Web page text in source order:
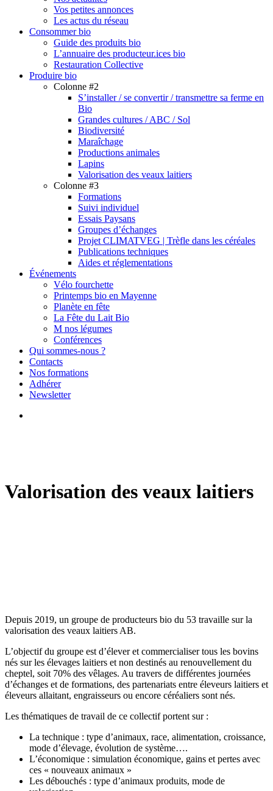
Vos petites annonces
Les actus du réseau
Consommer bio
Guide des produits bio
L’annuaire des producteur.ices bio
Restauration Collective
Produire bio
Colonne #2
S’installer / se convertir / transmettre sa ferme en
Bio
Grandes cultures / ABC / Sol
Biodiversité
Maraîchage
Productions animales
Lapins
Valorisation des veaux laitiers
Colonne #3
Formations
Suivi individuel
Essais Paysans
Groupes d’échanges
Projet CLIMATVEG | Trèfle dans les céréales
Publications techniques
Aides et réglementations
Événements
Vélo fourchette
Printemps bio en Mayenne
Planète en fête
La Fête du Lait Bio
M nos légumes
Conférences
Qui sommes-nous ?
Contacts
Nos formations
Adhérer
Newsletter
Valorisation des veaux laitiers
Depuis 2019, un groupe de producteurs bio du 53 travaille sur la
valorisation des veaux laitiers AB.
L’objectif du groupe est d’élever et commercialiser tous les bovins
nés sur les élevages laitiers et non destinés au renouvellement du
cheptel, soit 70% des vêlages. Au travers de différentes journées
d’échanges et de formations, des partenariats entre éleveurs laitiers et
éleveurs allaitant, engraisseurs ou encore céréaliers sont nés.
Les thématiques de travail de ce collectif portent sur :
La technique : type d’animaux, race, alimentation, croissance,
mode d’élevage, évolution de système….
L’économique : simulation économique, gains et pertes avec
ces « nouveaux animaux »
Les débouchés : type d’animaux produits, mode de